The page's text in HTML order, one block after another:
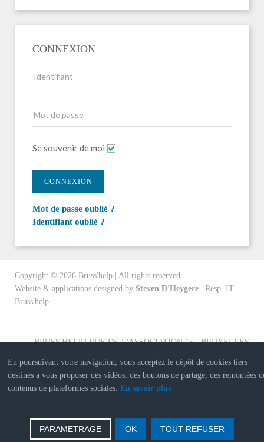
CONNEXION
Se souvenir de moi
CONNEXION
Mot de passe oublié ?
Identifiant oublié ?
Copyright © 2026 Bruss'help | All rights reserved
Website & applications designed by Steven D'Heygere | Resp. IT
Bruss'help
En poursuivant votre navigation, vous acceptez le dépôt de cookies tiers
destinés à vous proposer des vidéos, des boutons de partage, des remontées
contenus de plateformes sociales.En savoir plus
PARAMETRAGE OK TOUT REFUSER
BRUSS'HELP | RUE DE L'ASSOCIATION 15 - BRUXELLES